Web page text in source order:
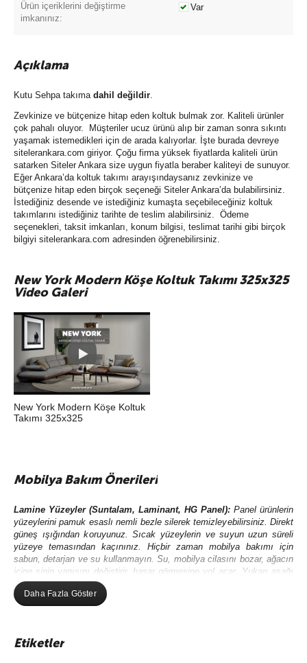
Ürün içeriklerini değiştirme
imkanınız:
Var
Açıklama
Kutu Sehpa takımadahil değildir.
Zevkinize ve bütçenize hitap eden koltuk bulmak zor. Kaliteli ürünler
çok pahalı oluyor. Müşteriler ucuz ürünü alıp bir zaman sonra sıkıntı
yaşamak istemedikleri için de arada kalıyorlar. İşte burada devreye
sitelerankara.com giriyor. Çoğu firma yüksek fiyatlarda kaliteli ürün
satarken Siteler Ankara size uygun fiyatla beraber kaliteyi de sunuyor.
Eğer Ankara’da koltuk takımı arayışındaysanız zevkinize ve
bütçenize hitap eden birçok seçeneği Siteler Ankara’da bulabilirsiniz.
İstediğiniz desende ve istediğiniz kumaşta seçebileceğiniz koltuk
takımlarını istediğiniz tarihte de teslim alabilirsiniz. Ödeme
seçenekleri, taksit imkanları, konum bilgisi, teslimat tarihi gibi birçok
bilgiyi sitelerankara.com adresinden öğrenebilirsiniz.
New York Modern Köşe Koltuk Takımı 325x325
Video Galeri
New York Modern Köşe Koltuk
Takımı 325x325
Mobilya Bakım Önerileri
Lamine Yüzeyler (Suntalam, Laminant, HG Panel): Panel ürünlerin
yüzeylerini pamuk esaslı nemli bezle silerek temizleyebilirsiniz. Direkt
güneş ışığından koruyunuz. Sıcak yüzeylerin ve suyun uzun süreli
yüzeye temasından kaçınınız. Hiçbir zaman mobilya bakımı için
sabun, detarjan ve su kullanmayın. Su, mobilya cilasını bozar, ağacın
içine sinip yapısını değiştirir, hasar görmesine yol açar. Yukarı aşağı
hareketlerle bez, yüzey üzerinde fazla bastırılmadan hareket
ettirilmelidir. Baskılı şekilde ovalama yapılmamalıdır.
yıkama makinesi ve sert fırça gibi araçları kullanmayınız.
Daha Fazla Göster
Etiketler